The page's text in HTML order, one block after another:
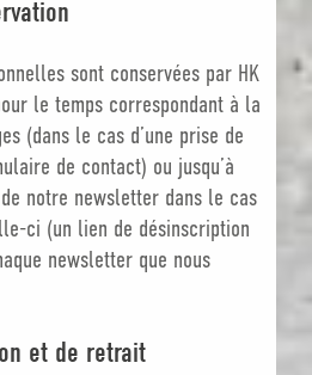
sont conservées par HK
le temps correspondant à la
(dans le cas d’une prise de
de contact) ou jusqu’à
notre newsletter dans le cas
ci (un lien de désinscription
newsletter que nous
et de retrait